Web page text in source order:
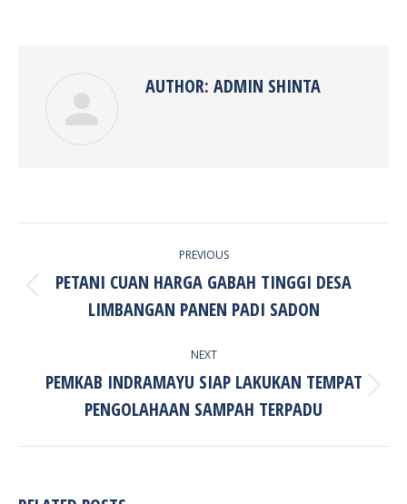
AUTHOR: ADMIN SHINTA
PREVIOUS
Previous
post:
PETANI CUAN HARGA GABAH TINGGI DESA
LIMBANGAN PANEN PADI SADON
NEXT
Next
post:
PEMKAB INDRAMAYU SIAP LAKUKAN TEMPAT
PENGOLAHAAN SAMPAH TERPADU